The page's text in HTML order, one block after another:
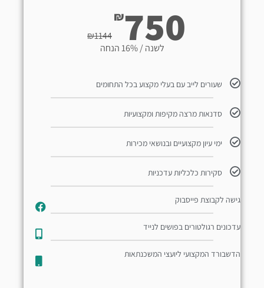
₪1144
₪750
לשנה / 16% הנחה
שעורים לייב עם בעלי מקצוע בכל התחומים
סדנאות מרצה מקיפות ומקצועיות
ימי עיון מקצועיים ובנושאי מכירות
סקירות כלכליות עדכניות
גישה לקבוצת פייסבוק
עדכונים רגולטורים בפושים לנייד​
הדשבורד המקצועי ליועצי המשכנתאות